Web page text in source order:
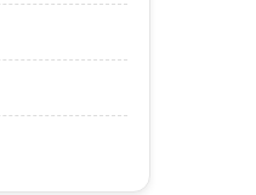
Ahlat’ta Selçuklu
September 19, 2025